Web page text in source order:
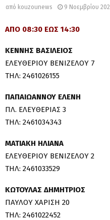
από kouzounews 9 Νοεμβρίου
ΑΠΟ 08:30 ΕΩΣ 14:30
ΚΕΝΝΗΣ ΒΑΣΙΛΕΙΟΣ
ΕΛΕΥΘΕΡΙΟΥ ΒΕΝΙΖΕΛΟΥ 7
ΤΗΛ: 2461026155
ΠΑΠΑΙΩΑΝΝΟΥ ΕΛΕΝΗ
ΠΛ. ΕΛΕΥΘΕΡΙΑΣ 3
ΤΗΛ: 2461034343
ΜΑΤΙΑΚΗ ΗΛΙΑΝΑ
ΕΛΕΥΘΕΡΙΟΥ ΒΕΝΙΖΕΛΟΥ 2
ΤΗΛ: 2461033529
ΚΩΤΟΥΛΑΣ ΔΗΜΗΤΡΙΟΣ
ΠΑΥΛΟΥ ΧΑΡΙΣΗ 20
ΤΗΛ: 2461022452